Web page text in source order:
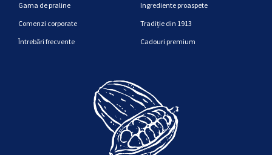
Gama de praline
Comenzi corporate
Întrebări frecvente
Ingrediente proaspete
Tradiție din 1913
Cadouri premium